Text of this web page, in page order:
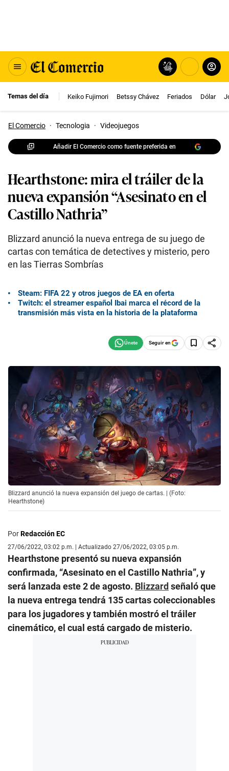
Temas del día Keiko Fujimori Betssy Chávez Feriados Dólar
El Comercio · Tecnologia · Videojuegos
Añadir El Comercio como fuente preferida en
Hearthstone: mira el tráiler de la
nueva expansión “Asesinato en el
Castillo Nathria”
Blizzard anunció la nueva entrega de su juego de
cartas con temática de detectives y misterio, pero
en las Tierras Sombrías
Steam: FIFA 22 y otros juegos de EA en oferta
Twitch: el streamer español Ibai marca el récord de la
transmisión más vista en la historia de la plataforma
Seguir en
Blizzard anunció la nueva expansión del juego de cartas. | (Foto:
Hearthstone)
PorRedacción EC
27/06/2022, 03:02 p.m. | Actualizado 27/06/2022, 03:05 p.m.
Hearthstone presentó su nueva expansión
confirmada, “Asesinato en el Castillo Nathria”, y
será lanzada este 2 de agosto. Blizzard señaló que
la nueva entrega tendrá 135 cartas coleccionables
para los jugadores y también mostró el tráiler
cinemático, el cual está cargado de misterio.